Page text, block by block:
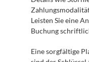
Leisten Sie eine
Buchung
Eine sorgfältige